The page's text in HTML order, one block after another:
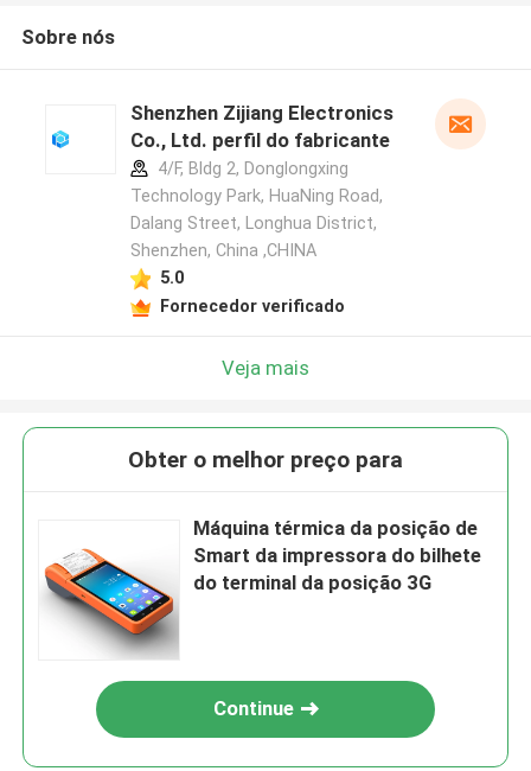
Sobre nós
Shenzhen Zijiang Electronics
Co., Ltd. perfil do fabricante
4/F, Bldg 2, Donglongxing
Technology Park, HuaNing Road,
Dalang Street, Longhua District,
Shenzhen, China ,CHINA
5.0
Fornecedor verificado
Veja mais
Obter o melhor preço para
Máquina térmica da posição de
Smart da impressora do bilhete
do terminal da posição 3G
Continue